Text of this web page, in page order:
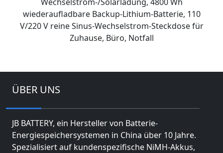
wiederaufladbare Backup-Lithium-Batterie, 110
V/220 V reine Sinus-Wechselstrom-Steckdose für
Zuhause, Büro, Notfall
ÜBER UNS
JB BATTERY, ein Hersteller von Batterie-
Energiespeichersystemen in China über 10 Jahre.
Spezialisiert auf kundenspezifische NiMH-Akkus,